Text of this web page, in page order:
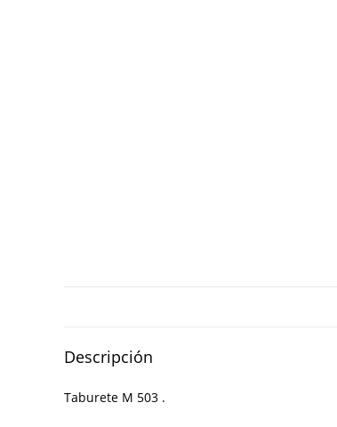
Descripción
Taburete M 503 .